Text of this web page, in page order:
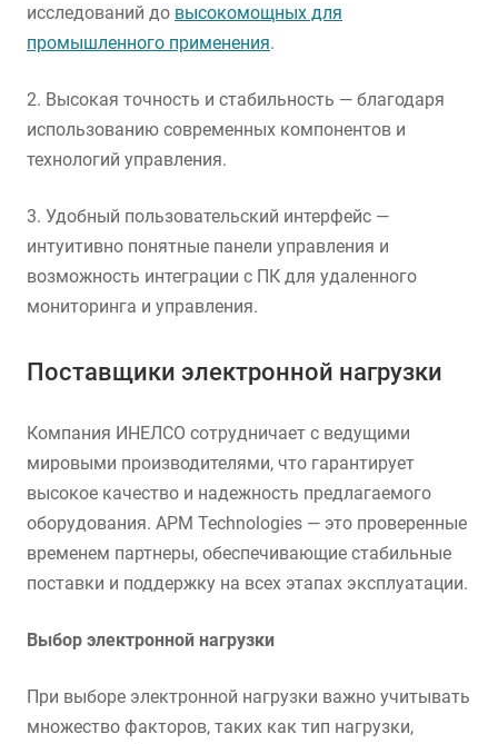
исследований до высокомощных для
промышленного применения.
2. Высокая точность и стабильность — благодаря
использованию современных компонентов и
технологий управления.
3. Удобный пользовательский интерфейс —
интуитивно понятные панели управления и
возможность интеграции с ПК для удаленного
мониторинга и управления.
Поставщики электронной нагрузки
Компания ИНЕЛСО сотрудничает с ведущими
мировыми производителями, что гарантирует
высокое качество и надежность предлагаемого
оборудования. APM Technologies — это проверенные
временем партнеры, обеспечивающие стабильные
поставки и поддержку на всех этапах эксплуатации.
Выбор электронной нагрузки
При выборе электронной нагрузки важно учитывать
множество факторов, таких как тип нагрузки,